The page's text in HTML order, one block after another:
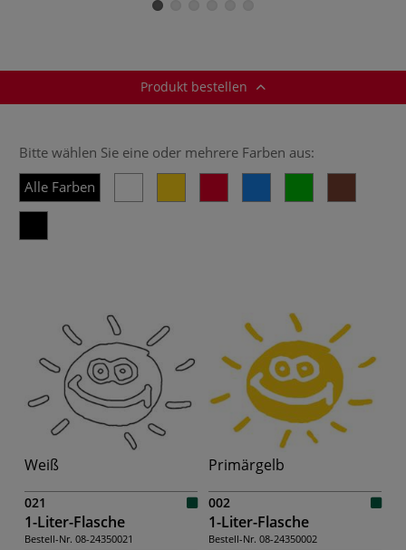
Produkt bestellen
Bitte wählen Sie eine oder mehrere Farben aus:
Alle Farben
Weiß
021
1-Liter-Flasche
Bestell-Nr. 08-24350021
Primärgelb
002
1-Liter-Flasche
Bestell-Nr. 08-24350002